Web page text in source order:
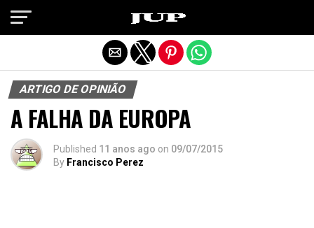
ARTIGO DE OPINIÃO
A FALHA DA EUROPA
Published 11 anos ago on 09/07/2015
By Francisco Perez
Exit mobile version